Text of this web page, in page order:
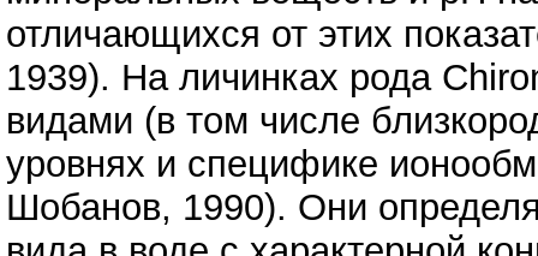
отличающихся от этих
1939). На личинках рода
видами (в том числе
уровнях и специфике
Шобанов, 1990). Они